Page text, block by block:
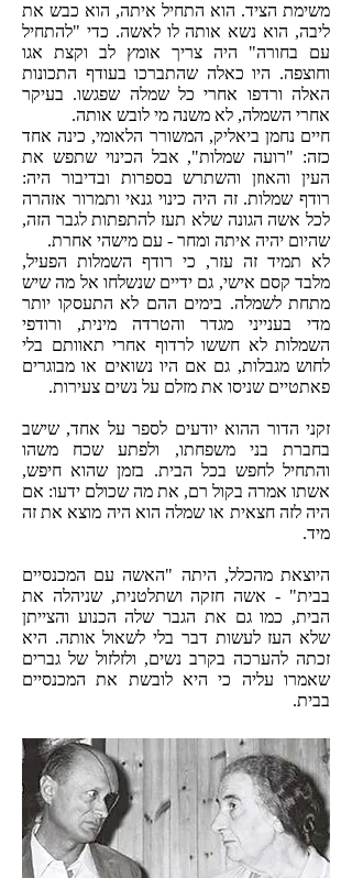
משימת הציד. הוא התחיל איתה, הוא כבש את
ליבה, הוא נשא אותה לו לאשה. כדי "להתחיל
עם בחורה" היה צריך אומץ לב וקצת אגו
וחוצפה. היו כאלה שהתברכו בעודף התכונות
האלה ורדפו אחרי כל שמלה שפגשו. בעיקר
אחרי השמלה, לא משנה מי לובש אותה.
חיים נחמן ביאליק, המשורר הלאומי, כינה אחד
כזה: "רועה שמלות", אבל הכינוי שתפש את
העין והאוזן והשתרש בספרות ובדיבור היה:
רודף שמלות.זה היה כינוי גנאי ותמרור אזהרה
לכל אשה הגונה שלא תעז להתפתות לגבר הזה,
שהיום יהיה איתה ומחר - עם מישהי אחרת.
לא תמיד זה עזר, כי רודף השמלות הפעיל,
מלבד קסם אישי, גם ידיים שנשלחו אל מה שיש
מתחת לשמלה. בימים ההם לא התעסקו יותר
מדי בענייני מגדר והטרדה מינית, ורודפי
השמלות לא חששו לרדוף אחרי תאוותם בלי
לחוש מגבלות, גם אם היו נשואים או מבוגרים
פאתטיים שניסו את מזלם על נשים צעירות.
זקני הדור ההוא יודעים לספר על אחד, שישב
בחברת בני משפחתו, ולפתע שכח משהו
והתחיל לחפש בכל הבית. בזמן שהוא חיפש,
אשתו אמרה בקול רם, את מה שכולם ידעו: אם
היה לזה חצאית או שמלה הוא היה מוצא את זה
מיד.
היוצאת מהכלל, היתה "האשה עם המכנסיים
בבית" - אשה חזקה ושתלטנית, שניהלה את
הבית, כמו גם את הגבר שלה הכנוע והצייתן
שלא העז לעשות דבר בלי לשאול אותה. היא
זכתה להערכה בקרב נשים, ולזלזול של גברים
שאמרו עליה כי היא לובשת את המכנסיים
בבית.